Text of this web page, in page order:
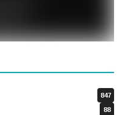
847
88